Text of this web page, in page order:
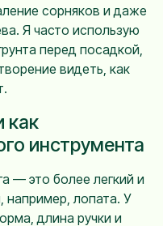
сорняков и даже
Я часто использую
перед посадкой,
видеть, как
как
инструмента
— это более легкий и
например, лопата. У
длина ручки и